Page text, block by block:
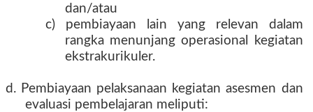
dan/atau
c) pembiayaan lain yang relevan dalam
rangka menunjang operasional kegiatan
ekstrakurikuler.
d. Pembiayaan pelaksanaan kegiatan asesmen dan
evaluasi pembelajaran meliputi: